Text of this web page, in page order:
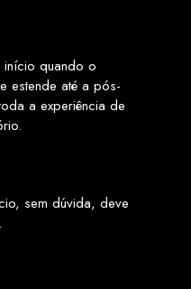
início quando o
estende até a pós-
a experiência de
sem dúvida, deve